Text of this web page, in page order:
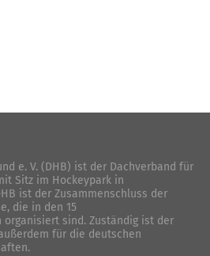
e. V. (DHB) ist der Dachverband für
Sitz im Hockeypark in
ist der Zusammenschluss der
die in den 15
organisiert sind. Zuständig ist der
für die deutschen